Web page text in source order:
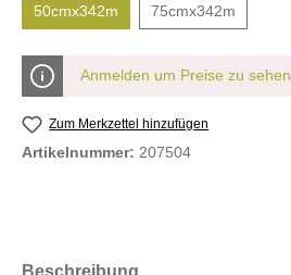
50cmx342m 75cmx342m
Anmelden um Preise zu sehen
Zum Merkzettel hinzufügen
Artikelnummer: 207504